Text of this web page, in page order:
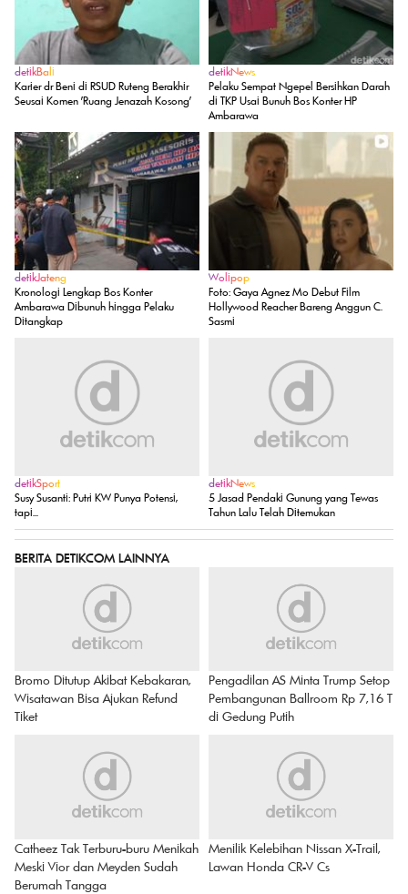
detikBali
Karier dr Beni di RSUD Ruteng Berakhir
Seusai Komen 'Ruang Jenazah Kosong'
detikNews
Pelaku Sempat Ngepel Bersihkan Darah
di TKP Usai Bunuh Bos Konter HP
Ambarawa
detikJateng
Kronologi Lengkap Bos Konter
Ambarawa Dibunuh hingga Pelaku
Ditangkap
Wolipop
Foto: Gaya Agnez Mo Debut Film
Hollywood Reacher Bareng Anggun C.
Sasmi
detikSport
Susy Susanti: Putri KW Punya Potensi,
tapi...
detikNews
5 Jasad Pendaki Gunung yang Tewas
Tahun Lalu Telah Ditemukan
BERITA DETIKCOM LAINNYA
Bromo Ditutup Akibat Kebakaran,
Wisatawan Bisa Ajukan Refund
Tiket
Pengadilan AS Minta Trump Setop
Pembangunan Ballroom Rp 7,16 T
di Gedung Putih
Catheez Tak Terburu-buru Menikah
Meski Vior dan Meyden Sudah
Berumah Tangga
Menilik Kelebihan Nissan X-Trail,
Lawan Honda CR-V Cs